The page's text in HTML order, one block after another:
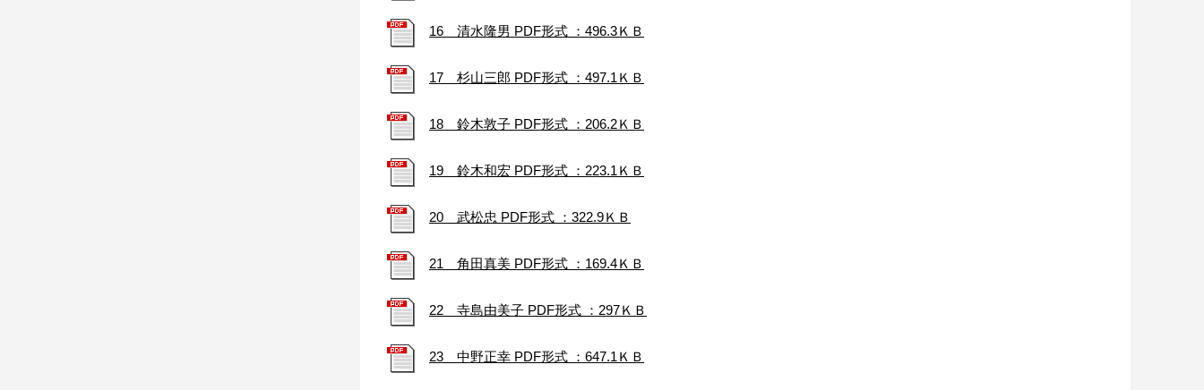
16 清水隆男 PDF形式 ：496.3ＫＢ
17 杉山三郎 PDF形式 ：497.1ＫＢ
18 鈴木敦子 PDF形式 ：206.2ＫＢ
19 鈴木和宏 PDF形式 ：223.1ＫＢ
20 武松忠 PDF形式 ：322.9ＫＢ
21 角田真美 PDF形式 ：169.4ＫＢ
22 寺島由美子 PDF形式 ：297ＫＢ
23 中野正幸 PDF形式 ：647.1ＫＢ